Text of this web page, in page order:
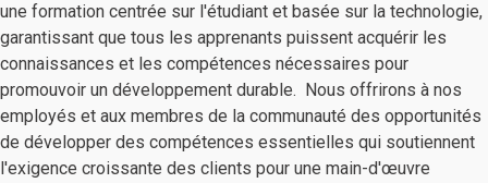
une formation centrée sur l'étudiant et basée sur la technologie,
garantissant que tous les apprenants puissent acquérir les
connaissances et les compétences nécessaires pour
promouvoir un développement durable. Nous offrirons à nos
employés et aux membres de la communauté des opportunités
de développer des compétences essentielles qui soutiennent
l'exigence croissante des clients pour une main-d'œuvre